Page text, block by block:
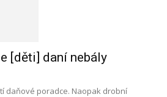
[děti] daní nebály
daňové poradce. Naopak drobní